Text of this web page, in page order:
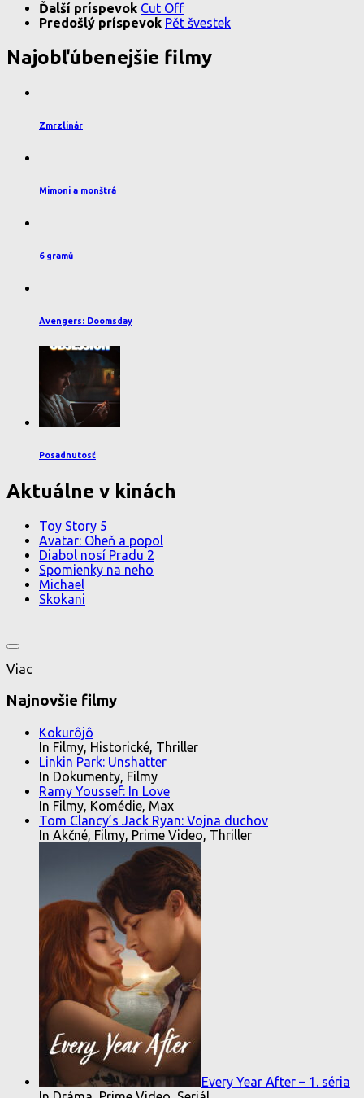
Ďalší príspevok Cut Off
Predošlý príspevok Pět švestek
Najobľúbenejšie filmy
Zmrzlinár
Mimoni a monštrá
6 gramů
Avengers: Doomsday
Posadnutosť
Aktuálne v kinách
Toy Story 5
Avatar: Oheň a popol
Diabol nosí Pradu 2
Spomienky na neho
Michael
Skokani
Viac
Najnovšie filmy
Kokurôjô
In Filmy, Historické, Thriller
Linkin Park: Unshatter
In Dokumenty, Filmy
Ramy Youssef: In Love
In Filmy, Komédie, Max
Tom Clancy’s Jack Ryan: Vojna duchov
In Akčné, Filmy, Prime Video, Thriller
Every Year After – 1. séria